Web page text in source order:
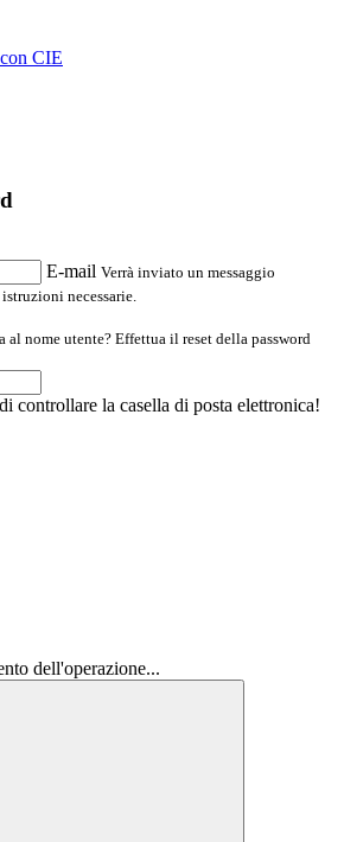
CIE
E-mail Verrà inviato un messaggio
necessarie.
al nome utente? Effettua il reset della password
controllare la casella di posta elettronica!
dell'operazione...